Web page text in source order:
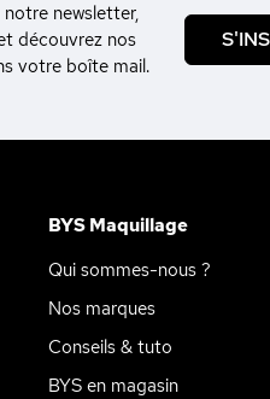
newsletter,
découvrez nos
votre boîte mail.
BYS Maquillage
Qui sommes-nous ?
Nos marques
Conseils & tuto
BYS en magasin